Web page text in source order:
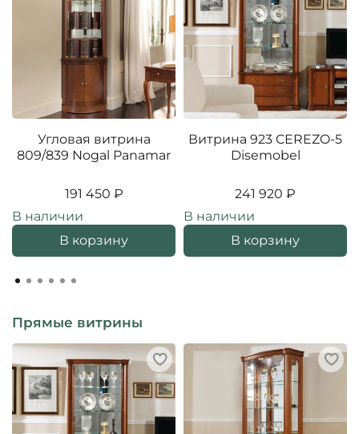
Угловая витрина
809/839 Nogal Panamar
191 450 ₽
В наличии
В корзину
Витрина 923 CEREZO-5
Disemobel
241 920 ₽
В наличии
В корзину
Прямые витрины